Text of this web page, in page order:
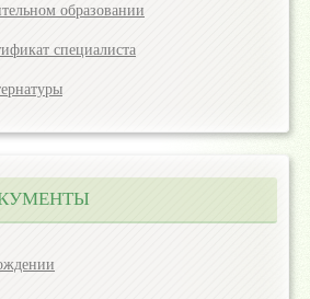
образовании
специалиста